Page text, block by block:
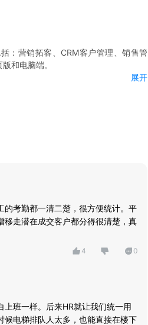
：营销拓客、CRM客户管理、销售管
和电脑端。
成交管理、营销推广等，搭配强大的
等，让CRM与电话机完美结合，帮助
展开
的考勤都一清二楚，很方便统计。平
移走潜在成交客户都分得很清楚，真
4 0
班一样。后来HR就让我们统一用
候电梯排队人太多，也能直接在楼下